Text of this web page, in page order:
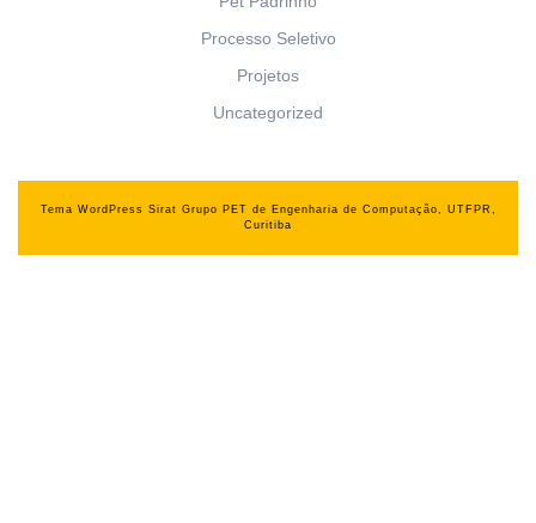
Processo Seletivo
Projetos
Uncategorized
Tema WordPress Sirat Grupo PET de Engenharia de Computação, UTFPR,
Curitiba